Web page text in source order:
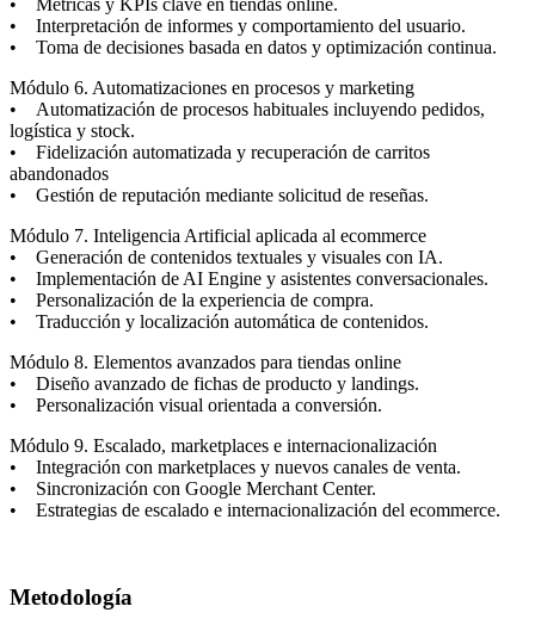
• Métricas y KPIs clave en tiendas online.
• Interpretación de informes y comportamiento del usuario.
• Toma de decisiones basada en datos y optimización continua.
Módulo 6. Automatizaciones en procesos y marketing
• Automatización de procesos habituales incluyendo pedidos,
logística y stock.
• Fidelización automatizada y recuperación de carritos
abandonados
• Gestión de reputación mediante solicitud de reseñas.
Módulo 7. Inteligencia Artificial aplicada al ecommerce
• Generación de contenidos textuales y visuales con IA.
• Implementación de AI Engine y asistentes conversacionales.
• Personalización de la experiencia de compra.
• Traducción y localización automática de contenidos.
Módulo 8. Elementos avanzados para tiendas online
• Diseño avanzado de fichas de producto y landings.
• Personalización visual orientada a conversión.
Módulo 9. Escalado, marketplaces e internacionalización
• Integración con marketplaces y nuevos canales de venta.
• Sincronización con Google Merchant Center.
• Estrategias de escalado e internacionalización del ecommerce.
Metodología